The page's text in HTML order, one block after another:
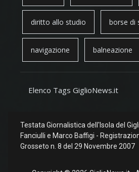
diritto allo studio borse di
navigazione balneazione
Elenco Tags GiglioNews.it
Testata Giornalistica dell'Isola del
Fanciulli e Marco Baffigi -
Grosseto n. 8 del 29 Novembre 2007